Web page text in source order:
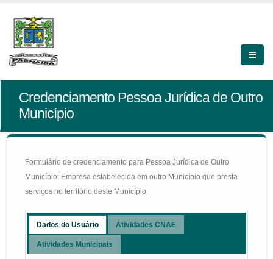
Credenciamento Pessoa Jurídica de Outro
Município
Formulário de credenciamento para Pessoa Jurídica de Outro
Município: Empresa estabelecida em outro Município que presta
serviços no território deste Município
Dados do Usuário Atividades CNAE
Atividades Municipais